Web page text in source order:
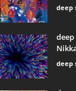
deep
deep